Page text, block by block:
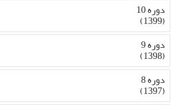
دوره 10
(1399)
دوره 9
(1398)
دوره 8
(1397)